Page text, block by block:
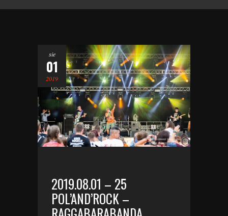
sie
01
2019
2019.08.01 – 25
POL’AND’ROCK –